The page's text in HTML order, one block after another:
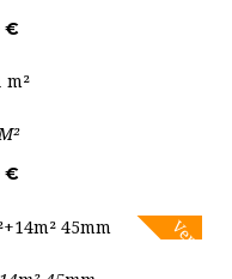
€
€
Vente!